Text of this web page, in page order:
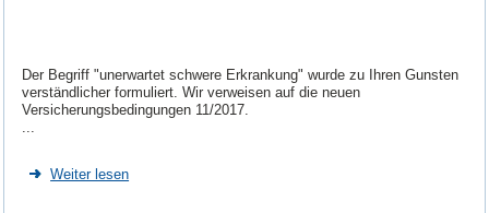
Der Begriff "unerwartet schwere Erkrankung" wurde zu Ihren Gunsten
verständlicher formuliert. Wir verweisen auf die neuen
Versicherungsbedingungen 11/2017.
...
Weiter lesen